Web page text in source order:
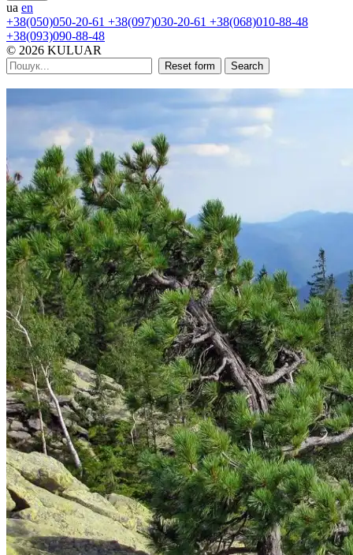
ua en
+38(050)050-20-61 +38(097)030-20-61 +38(068)010-88-48
+38(093)090-88-48
© 2026 KULUAR
Reset form Search